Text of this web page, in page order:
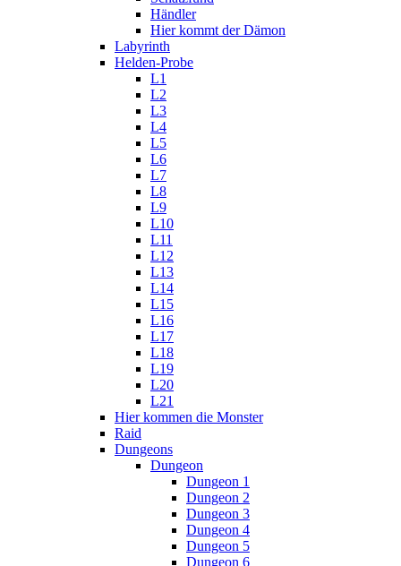
Händler
Hier kommt der Dämon
Labyrinth
Helden-Probe
L1
L2
L3
L4
L5
L6
L7
L8
L9
L10
L11
L12
L13
L14
L15
L16
L17
L18
L19
L20
L21
Hier kommen die Monster
Raid
Dungeons
Dungeon
Dungeon 1
Dungeon 2
Dungeon 3
Dungeon 4
Dungeon 5
Dungeon 6